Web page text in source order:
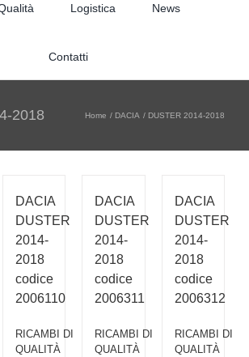
Logistica News
Contatti
2018 Home DACIA DUSTER 2014-2018
DACIA
DUSTER
2014-
2018
codice
2006110
RICAMBI DI
QUALITÀ
DACIA
DUSTER
2014-
2018
codice
2006311
RICAMBI DI
QUALITÀ
DACIA
DUSTER
2014-
2018
codice
2006312
RICAMBI DI
QUALITÀ